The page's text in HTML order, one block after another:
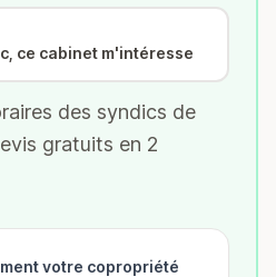
ce cabinet m'intéresse
des syndics de
gratuits en 2
votre copropriété